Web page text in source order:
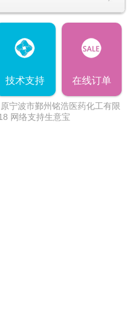
技术支持 在线订单
宁波市鄞州铭浩医药化工有限
网络支持生意宝